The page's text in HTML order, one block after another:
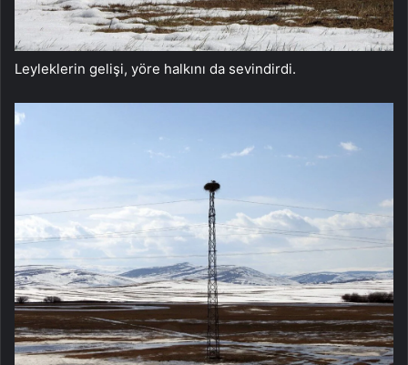
Leyleklerin gelişi, yöre halkını da sevindirdi.